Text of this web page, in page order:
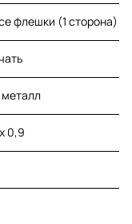
флешки (1 сторона)
0,9